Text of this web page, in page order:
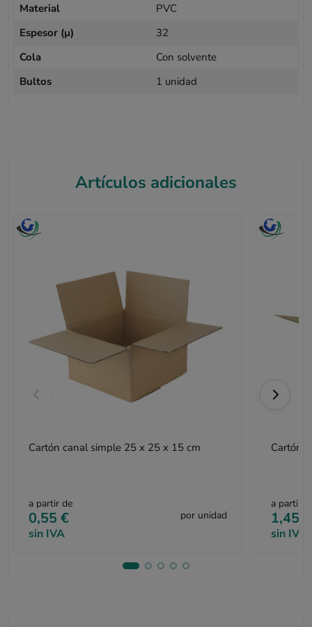
Material
PVC
Espesor (µ)
32
Cola
Con solvente
Bultos
1 unidad
Artículos adicionales
Cartón canal simple 25 x 25 x 15 cm
a partir de
0,55 €
sin IVA
por unidad
Cartón
a partir
1,45 €
sin IVA